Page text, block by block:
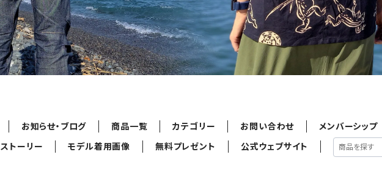
お知らせ・ブログ 商品一覧 カテゴリー お問い合わせ メンバーシップ
ストーリー モデル着用画像 無料プレゼント 公式ウェブサイト